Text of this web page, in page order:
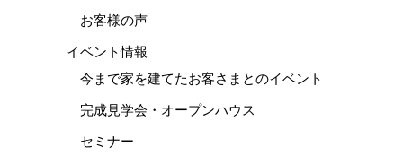
お客様の声
イベント情報
今まで家を建てたお客さまとのイベント
完成見学会・オープンハウス
セミナー